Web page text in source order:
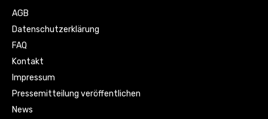
AGB
Datenschutzerklärung
FAQ
Kontakt
Impressum
Pressemitteilung veröffentlichen
News